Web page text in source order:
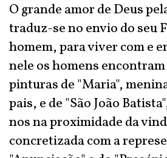
O grande amor de Deus
traduz-se no envio do seu
homem, para viver com e
nele os homens encontram
pinturas de "Maria",
pais, e de "São João
nos na proximidade da
concretizada com a